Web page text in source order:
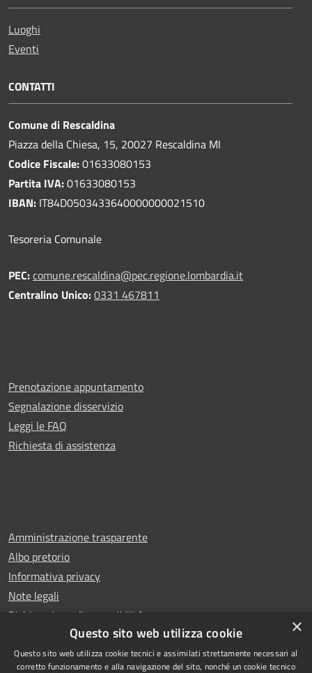
Luoghi
Eventi
CONTATTI
Comune di Rescaldina
Piazza della Chiesa, 15, 20027 Rescaldina MI
Codice Fiscale:01633080153
Partita IVA:01633080153
IBAN: IT84D0503433640000000021510
Tesoreria Comunale
PEC:comune.rescaldina@pec.regione.lombardia.it
Centralino Unico:0331 467811
Prenotazione appuntamento
Segnalazione disservizio
Leggi le FAQ
Richiesta di assistenza
Amministrazione trasparente
Albo pretorio
Informativa privacy
Note legali
Dichiarazione di accessibilità
×
Questo sito web utilizza cookie
Questo sito web utilizza cookie tecnici e assimilati strettamente necessari al
corretto funzionamento e alla navigazione del sito, nonché un cookie tecnico